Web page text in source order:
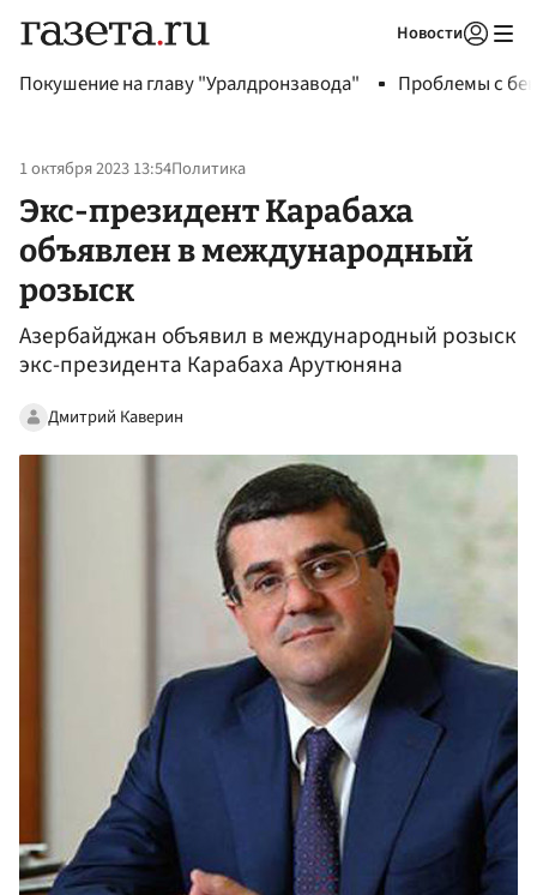
Новости
Покушение на главу "Уралдронзавода" Проблемы с
1 октября 2023 13:54Политика
Экс-президент Карабаха
объявлен в международный
розыск
Азербайджан объявил в международный розыск
экс-президента Карабаха Арутюняна
Дмитрий Каверин